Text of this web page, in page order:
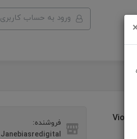
ورود به حساب کاربری
برس حرارتی حالت‌ دهنده و صاف‌کننده مو گرین لاین مدل Viora
فروشنده:
Janebiasredigital